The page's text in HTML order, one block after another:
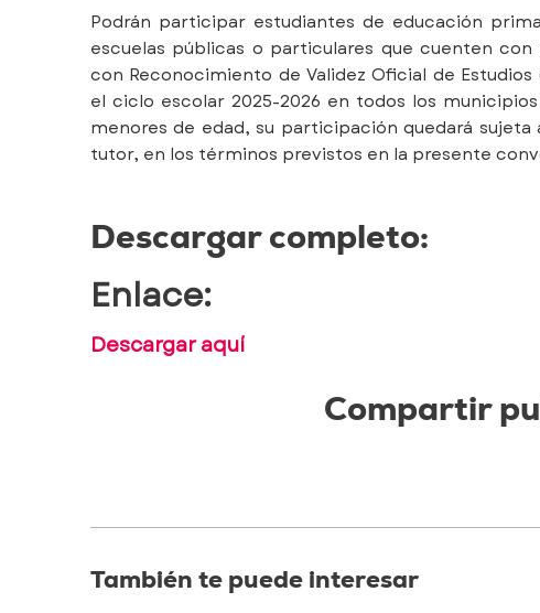
Podrán participar estudiantes de educación
escuelas públicas o particulares que cuenten
con Reconocimiento de Validez Oficial de
el ciclo escolar 2025-2026 en todos los
menores de edad, su participación quedará
tutor, en los términos previstos en la presente
Descargar completo:
Enlace:
Descargar aquí
Compartir
También te puede interesar